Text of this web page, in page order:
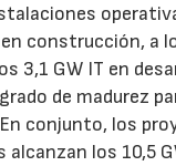
construcción, a
3,1 GW IT en
de madurez
conjunto, los
alcanzan los 10,5